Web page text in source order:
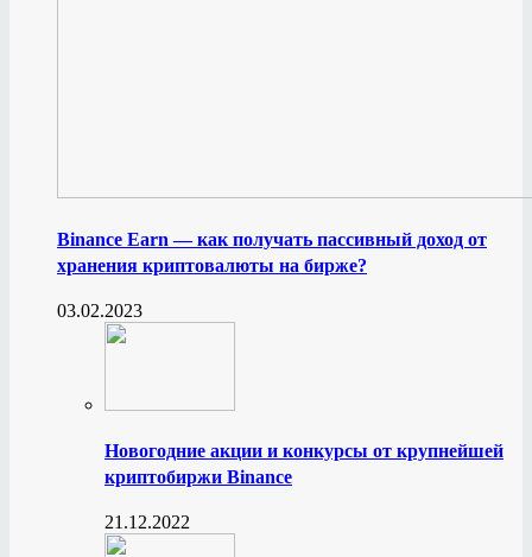
Binance Earn — как получать пассивный доход от
хранения криптовалюты на бирже?
03.02.2023
Новогодние акции и конкурсы от крупнейшей
криптобиржи Binance
21.12.2022